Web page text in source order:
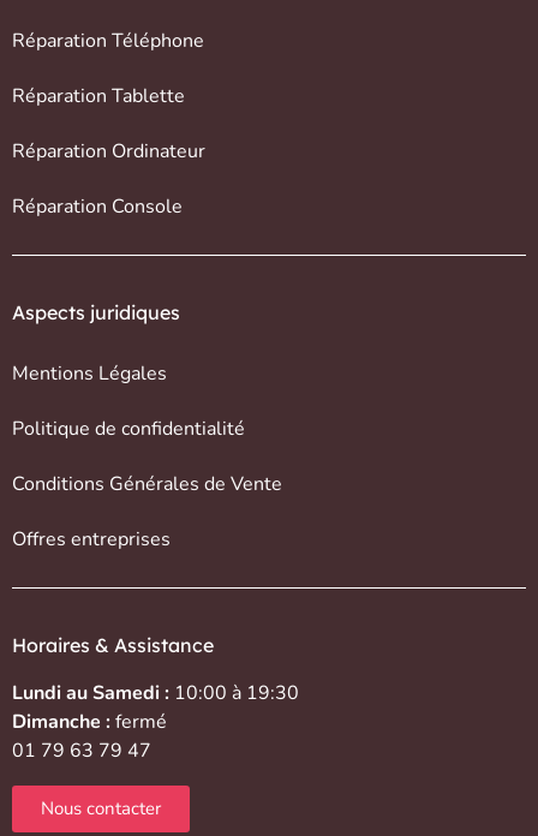
Réparation Téléphone
Réparation Tablette
Réparation Ordinateur
Réparation Console
Aspects juridiques
Mentions Légales
Politique de confidentialité
Conditions Générales de Vente
Offres entreprises
Horaires & Assistance
Lundi au Samedi : 10:00 à 19:30
Dimanche :fermé
01 79 63 79 47
Nous contacter